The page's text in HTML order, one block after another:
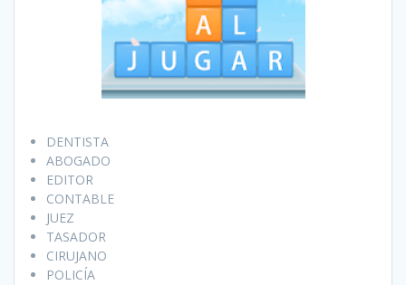
DENTISTA
ABOGADO
EDITOR
CONTABLE
JUEZ
TASADOR
CIRUJANO
POLICÍA